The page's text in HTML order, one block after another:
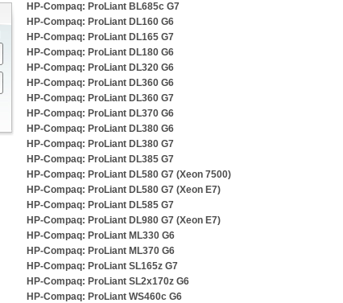
HP-Compaq: ProLiant BL685c G7
HP-Compaq: ProLiant DL160 G6
HP-Compaq: ProLiant DL165 G7
HP-Compaq: ProLiant DL180 G6
HP-Compaq: ProLiant DL320 G6
HP-Compaq: ProLiant DL360 G6
HP-Compaq: ProLiant DL360 G7
HP-Compaq: ProLiant DL370 G6
HP-Compaq: ProLiant DL380 G6
HP-Compaq: ProLiant DL380 G7
HP-Compaq: ProLiant DL385 G7
HP-Compaq: ProLiant DL580 G7 (Xeon 7500)
HP-Compaq: ProLiant DL580 G7 (Xeon E7)
HP-Compaq: ProLiant DL585 G7
HP-Compaq: ProLiant DL980 G7 (Xeon E7)
HP-Compaq: ProLiant ML330 G6
HP-Compaq: ProLiant ML370 G6
HP-Compaq: ProLiant SL165z G7
HP-Compaq: ProLiant SL2x170z G6
HP-Compaq: ProLiant WS460c G6